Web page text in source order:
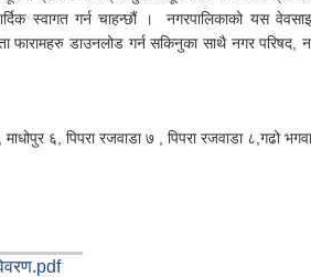
स्वागत गर्न चाहन्छौं । नगरपालिकाको यस
फारामहरु डाउनलोड गर्न सकिनुका साथै नगर
६, पिपरा रजवाडा ७ , पिपरा रजवाडा ८,गढो